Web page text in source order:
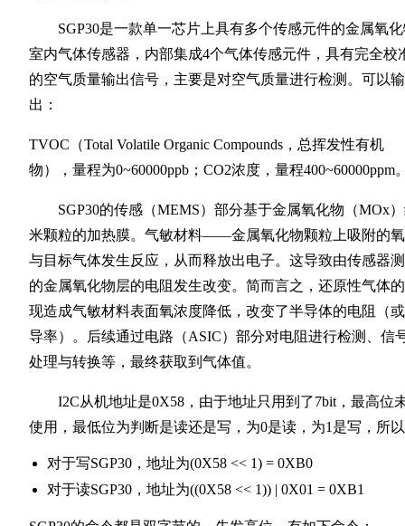
SGP30是一款单一芯片上具有多个传感元件的金属氧
室内气体传感器，内部集成4个气体传感元件，具有完全校
的空气质量输出信号，主要是对空气质量进行检测。可以输
出：
TVOC（Total Volatile Organic Compounds，总挥发性有机
物），量程为0~60000ppb；CO2浓度，量程400~60000ppm
SGP30的传感（MEMS）部分基于金属氧化物（MOx
米颗粒的加热膜。气敏材料——金属氧化物颗粒上吸附的
与目标气体发生反应，从而释放出电子。这导致由传感器
的金属氧化物层的电阻发生改变。简而言之，还原性气体
现造成气敏材料表面氧浓度降低，改变了半导体的电阻（
导率）。后续通过电路（ASIC）部分对电阻进行检测、信
处理与转换等，最终获取到气体值。
I2C从机地址是0X58，由于地址只用到了7bit，最高位
使用，最低位为判断是读还是写，为0是读，为1是写，所
对于写SGP30，地址为(0X58 << 1) = 0XB0
对于读SGP30，地址为((0X58 << 1)) | 0X01 = 0XB1